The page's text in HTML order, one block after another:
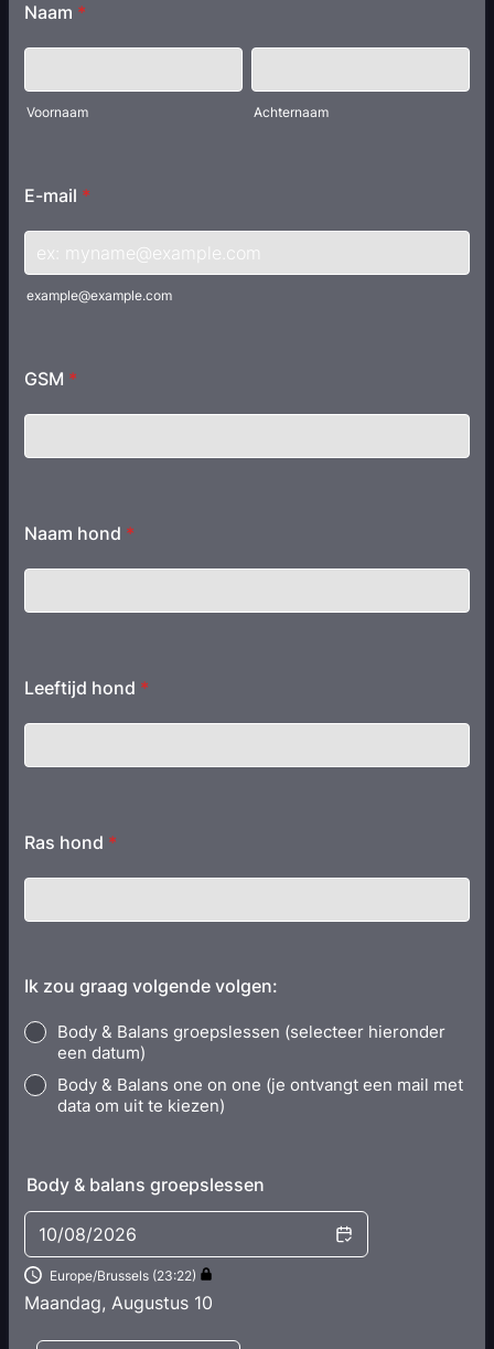
Naam *
Voornaam Achternaam
E-mail *
example@example.com
GSM *
Naam hond *
Leeftijd hond *
Ras hond *
Ik zou graag volgende volgen:
Body & Balans groepslessen (selecteer hieronder
een datum)
Body & Balans one on one (je ontvangt een mail met
data om uit te kiezen)
Body & balans groepslessen
10/08/2026
Maandag, Augustus 10
Europe/Brussels (23:22)